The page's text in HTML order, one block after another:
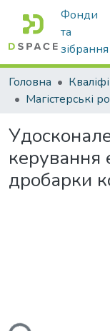
Фонди
та
зібрання
Головна
Магістерські
керування
дробарки